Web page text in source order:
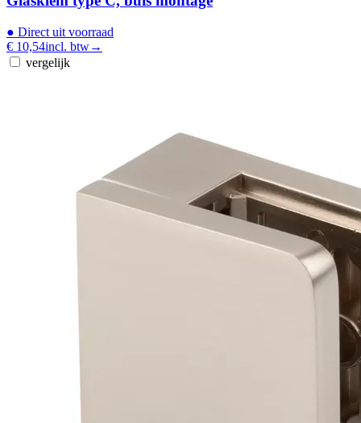
● Direct uit voorraad
€ 10,54incl. btw→
vergelijk